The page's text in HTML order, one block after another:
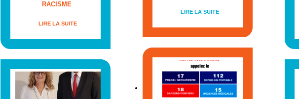
RACISME
LIRE LA SUITE
LIRE LA SUITE